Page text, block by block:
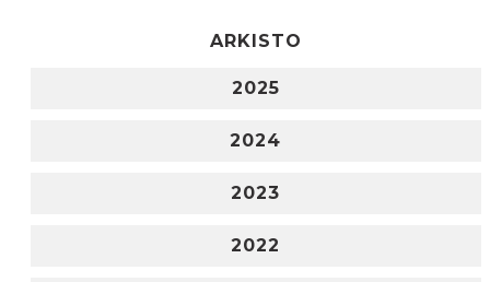
ARKISTO
2025
2024
2023
2022